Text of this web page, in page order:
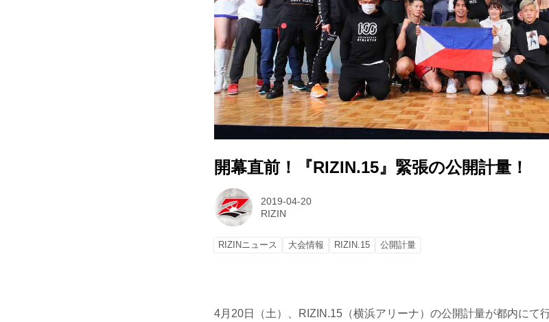
開幕直前！『RIZIN.15』緊張の公開計量！
2019-04-20
RIZIN
RIZINニュース 大会情報 RIZIN.15 公開計量
4月20日（土）、RIZIN.15（横浜アリーナ）の公開計量が都内にて